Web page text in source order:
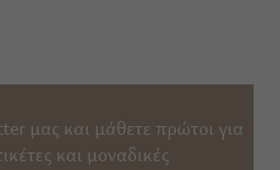
μας και μάθετε πρώτοι για
και μοναδικές